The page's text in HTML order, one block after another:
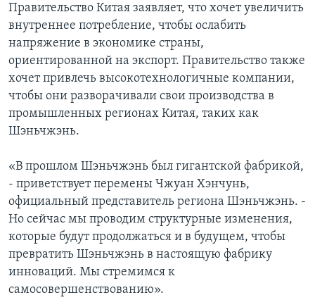
Правительство Китая заявляет, что хочет увеличить
внутреннее потребление, чтобы ослабить
напряжение в экономике страны,
ориентированной на экспорт. Правительство также
хочет привлечь высокотехнологичные компании,
чтобы они разворачивали свои производства в
промышленных регионах Китая, таких как
Шэньчжэнь.
«В прошлом Шэньчжэнь был гигантской фабрикой,
- приветствует перемены Чжуан Хэнчунь,
официальный представитель региона Шэньчжэнь. -
Но сейчас мы проводим структурные изменения,
которые будут продолжаться и в будущем, чтобы
превратить Шэньчжэнь в настоящую фабрику
инноваций. Мы стремимся к
самосовершенствованию».